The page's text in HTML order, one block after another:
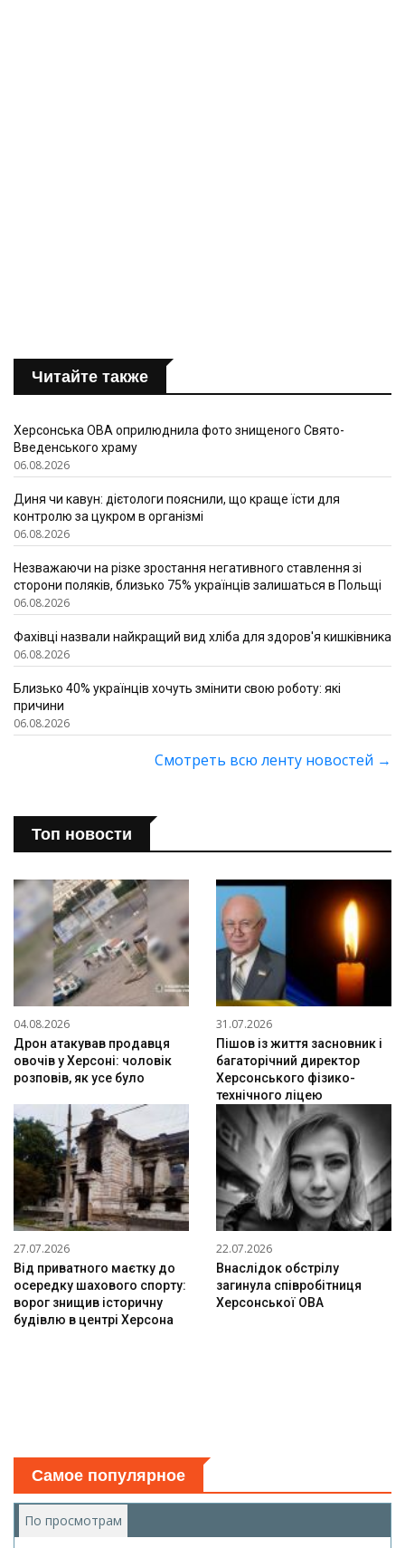
Читайте также
Херсонська ОВА оприлюднила фото знищеного Свято-
Введенського храму
06.08.2026
Диня чи кавун: дієтологи пояснили, що краще їсти для
контролю за цукром в організмі
06.08.2026
Незважаючи на різке зростання негативного ставлення зі
сторони поляків, близько 75% українців залишаться в Польщі
06.08.2026
Фахівці назвали найкращий вид хліба для здоров'я кишківника
06.08.2026
Близько 40% українців хочуть змінити свою роботу: які
причини
06.08.2026
Смотреть всю ленту новостей →
Топ новости
04.08.2026
Дрон атакував продавця
овочів у Херсоні: чоловік
розповів, як усе було
31.07.2026
Пішов із життя засновник і
багаторічний директор
Херсонського фізико-
технічного ліцею
27.07.2026
Від приватного маєтку до
осередку шахового спорту:
ворог знищив історичну
будівлю в центрі Херсона
22.07.2026
Внаслідок обстрілу
загинула співробітниця
Херсонської ОВА
Самое популярное
По просмотрам